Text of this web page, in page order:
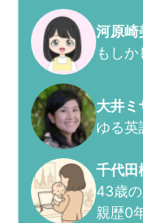
河原崎
もし
大井ミ
ゆる英
千代田
43歳
親歴0